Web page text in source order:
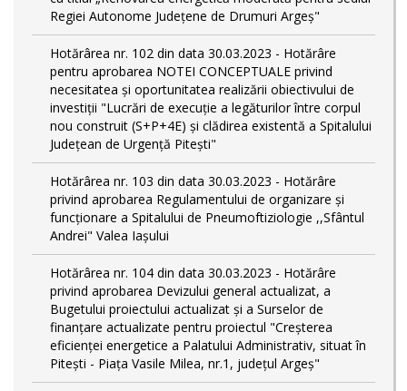
Regiei Autonome Județene de Drumuri Argeș"
Hotărârea nr. 102 din data 30.03.2023 - Hotărâre
pentru aprobarea NOTEI CONCEPTUALE privind
necesitatea și oportunitatea realizării obiectivului de
investiții "Lucrări de execuție a legăturilor între corpul
nou construit (S+P+4E) și clădirea existentă a Spitalului
Județean de Urgență Pitești"
Hotărârea nr. 103 din data 30.03.2023 - Hotărâre
privind aprobarea Regulamentului de organizare și
funcționare a Spitalului de Pneumoftiziologie ,,Sfântul
Andrei" Valea Iașului
Hotărârea nr. 104 din data 30.03.2023 - Hotărâre
privind aprobarea Devizului general actualizat, a
Bugetului proiectului actualizat și a Surselor de
finanțare actualizate pentru proiectul "Creşterea
eficienţei energetice a Palatului Administrativ, situat în
Piteşti - Piaţa Vasile Milea, nr.1, judeţul Argeş"